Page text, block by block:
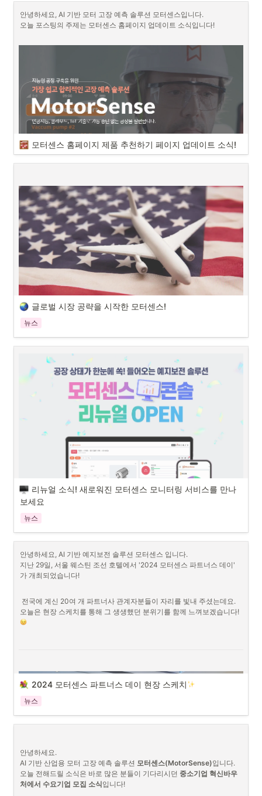
(Predictive Maintenance) 솔루
션 가운데, 인공지능(AI)과
https://www.fajournal.com/news/articleView.html?idxno=16362
이파피루스 ‘모터센스’, 국내 유일 One-Stop 예지보전 솔루션으로 시장 공략 - 인더스트리뉴스
[인더스트리뉴스 최종윤 기자]
산업용 예지보전(Predictive
Maintenance) 시장에서 ‘기술
내재화’는 중요한 차별화 포인트
다.특히 진단 정확도와 실
오늘은 모터센스의 최신 이슈를 전해드리려고 합니다.
바로 모터센스가 ’데이터 바우처 공급기관 ’으로 선정되었다는 소식인데
요!
어떤 내용인지 바로 함께 알아보겠습니다.
데이터 바우처가 뭔가요?
• 지원 규모 : 총 207억 원, 460건의 바우처 지원
안녕하세요, AI 기반 모터 고장 예측 솔루션 모터센스입니다.
오늘 포스팅의 주제는 모터센스 홈페이지 업데이트 소식입니다!
이번 홈페이지 업데이트의 주요 내용은 ‘제품 추천하기’ 페이지 추가인데
요.
해당 페이지를 통해 현장의 특성에 어울리는 센서를 추천받을 수 있고,
도입 비용 대비 예상 수익율(ROI)도 계산해 볼 수 있게 되었습니다.
구체적인 내용 함께 알아보도록 할까요?
과 상담을 진행하고 있습니다. 많은 고객이 모터센스에 대한 다양한 궁금
증과 관심을 보여주시는데요. 그중에서 가장 많이 문의는 바로 다음 두
가지입니다.
모터센스 홈페이지 제품 추천하기 페이지 업데이트 소식!
안녕하세요, AI 기반 예지보전 솔루션 모터센스입니다.
오늘은 모터센스의 최신 이슈에 대해 알아보겠습니다.
더 넓은 세상으로 뻗어나가는 모터센스(MotorSense)
모터센스는 올 초 산업 자동화 서비스 및 컨설팅 전문 기업 ‘테트라솔루션
(TETRA SOLUTION Co.)’ 미국 법인과 파트너 계약을 체결하고 현지 제
조업 시장 공략에 나섰습니다.  현재 다수의 기업들이 실제 현장에 모터
센스를 적용하여 기술검증(PoC)을 진행 중인 상황인데요. 특히 테트라솔
루션이 위치한 조지아주에 진출해 있는 국내 자동차 부품 및 에너지 관련
대기업의 반응이 뜨겁다고 합니다.
글로벌 시장 공략을 시작한 모터센스!
뉴스
안녕하세요.  AI 기반 예지보전 솔루션 모터센스입니다.
왔습니다.
그렇지만 모터센스는 이에 만족하지 않고 어떻게 하면 더 좋은 솔루션을
제공할 수 있을지 매일매일 고민을 거듭하고 있는데요. 그동안 실제 현장
첫 번째, 더 깔끔하고 명료해진 모니터링 화면
그림 1. 개편 전 모니터링 화면과 개편 후 모니터링 화면 비교
서비스에 접속하면 인공지능이 분석한 모터 진동 그래프, 모터 건강 지수
등을 확인할 수 있어, 모터 상태를 더 빠르게 확인할 수 있게 되었어요.
리뉴얼 소식! 새로워진 모터센스 모니터링 서비스를 만나
보세요
뉴스
안녕하세요, AI 기반 예지보전 솔루션 모터센스 입니다.
지난 29일, 서울 웨스틴 조선 호텔에서 '2024 모터센스 파트너스 데이'
가 개최되었습니다!
오늘은 현장 스케치를 통해 그 생생했던 분위기를 함께 느껴보겠습니다!
2024 모터센스 파트너스 데이 현장 스케치
뉴스
안녕하세요.
AI 기반 산업용 모터 고장 예측 솔루션 모터센스(MotorSense)입니다.
오늘 전해드릴 소식은 바로 많은 분들이 기다리시던 중소기업 혁신바우
처에서 수요기업 모집 소식입니다!